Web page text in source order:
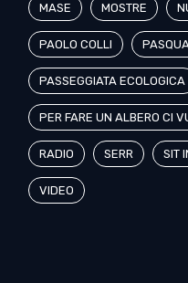
MASE MOSTRE
PAOLO COLLI
PASSEGGIATA ECOLOGICA
PER FARE UN ALBERO CI
RADIO SERR SIT
VIDEO